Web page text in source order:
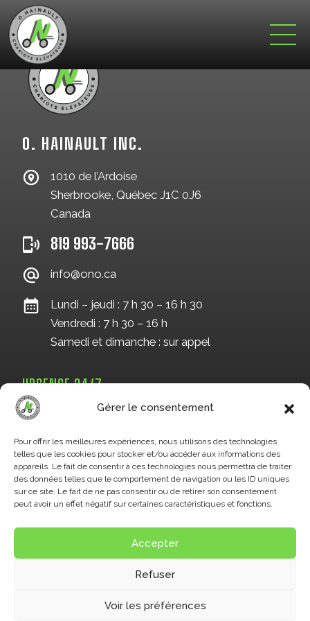
Gérer le consentement
Pour offrir les meilleures expériences, nous utilisons des technologies
telles que les cookies pour stocker et/ou accéder aux informations des
appareils. Le fait de consentir à ces technologies nous permettra de traiter
des données telles que le comportement de navigation ou les ID uniques
sur ce site. Le fait de ne pas consentir ou de retirer son consentement
peut avoir un effet négatif sur certaines caractéristiques et fonctions.
Accepter
Refuser
Voir les préférences
O. HAINAULT INC.
1010 de l’Ardoise
Sherbrooke, Québec J1C 0J6
Canada
819 993-7666
info@ono.ca
Lundi – jeudi : 7 h 30 – 16 h 30
Vendredi : 7 h 30 – 16 h
Samedi et dimanche : sur appel
URGENCE 24/7
819 993-7666
OU PAR FORMULAIRE